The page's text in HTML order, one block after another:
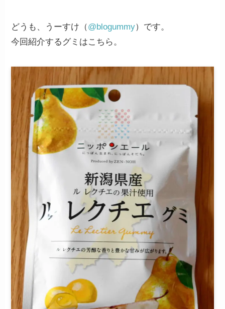
どうも、うーすけ（@blogummy）です。
今回紹介するグミはこちら。